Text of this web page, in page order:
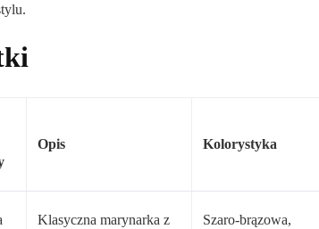
Opis Kolorystyka
Klasyczna marynarka z Szaro-brązowa,